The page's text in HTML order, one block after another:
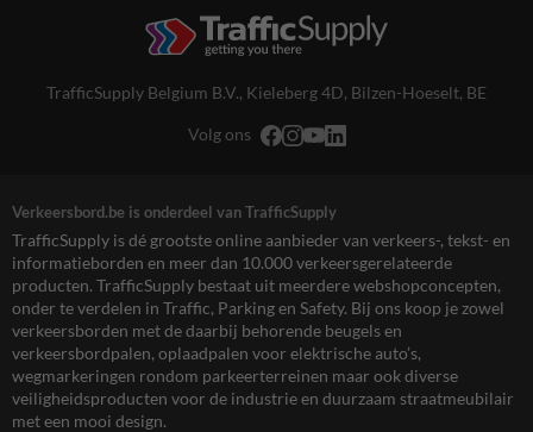
TrafficSupply Belgium B.V., Kieleberg 4D, Bilzen-Hoeselt, BE
Volg ons
Verkeersbord.be is onderdeel van TrafficSupply
TrafficSupply is dé grootste online aanbieder van verkeers-, tekst- en
informatieborden en meer dan 10.000 verkeersgerelateerde
producten. TrafficSupply bestaat uit meerdere webshopconcepten,
onder te verdelen in Traffic, Parking en Safety. Bij ons koop je zowel
verkeersborden met de daarbij behorende beugels en
verkeersbordpalen, oplaadpalen voor elektrische auto’s,
wegmarkeringen rondom parkeerterreinen maar ook diverse
veiligheidsproducten voor de industrie en duurzaam straatmeubilair
met een mooi design.